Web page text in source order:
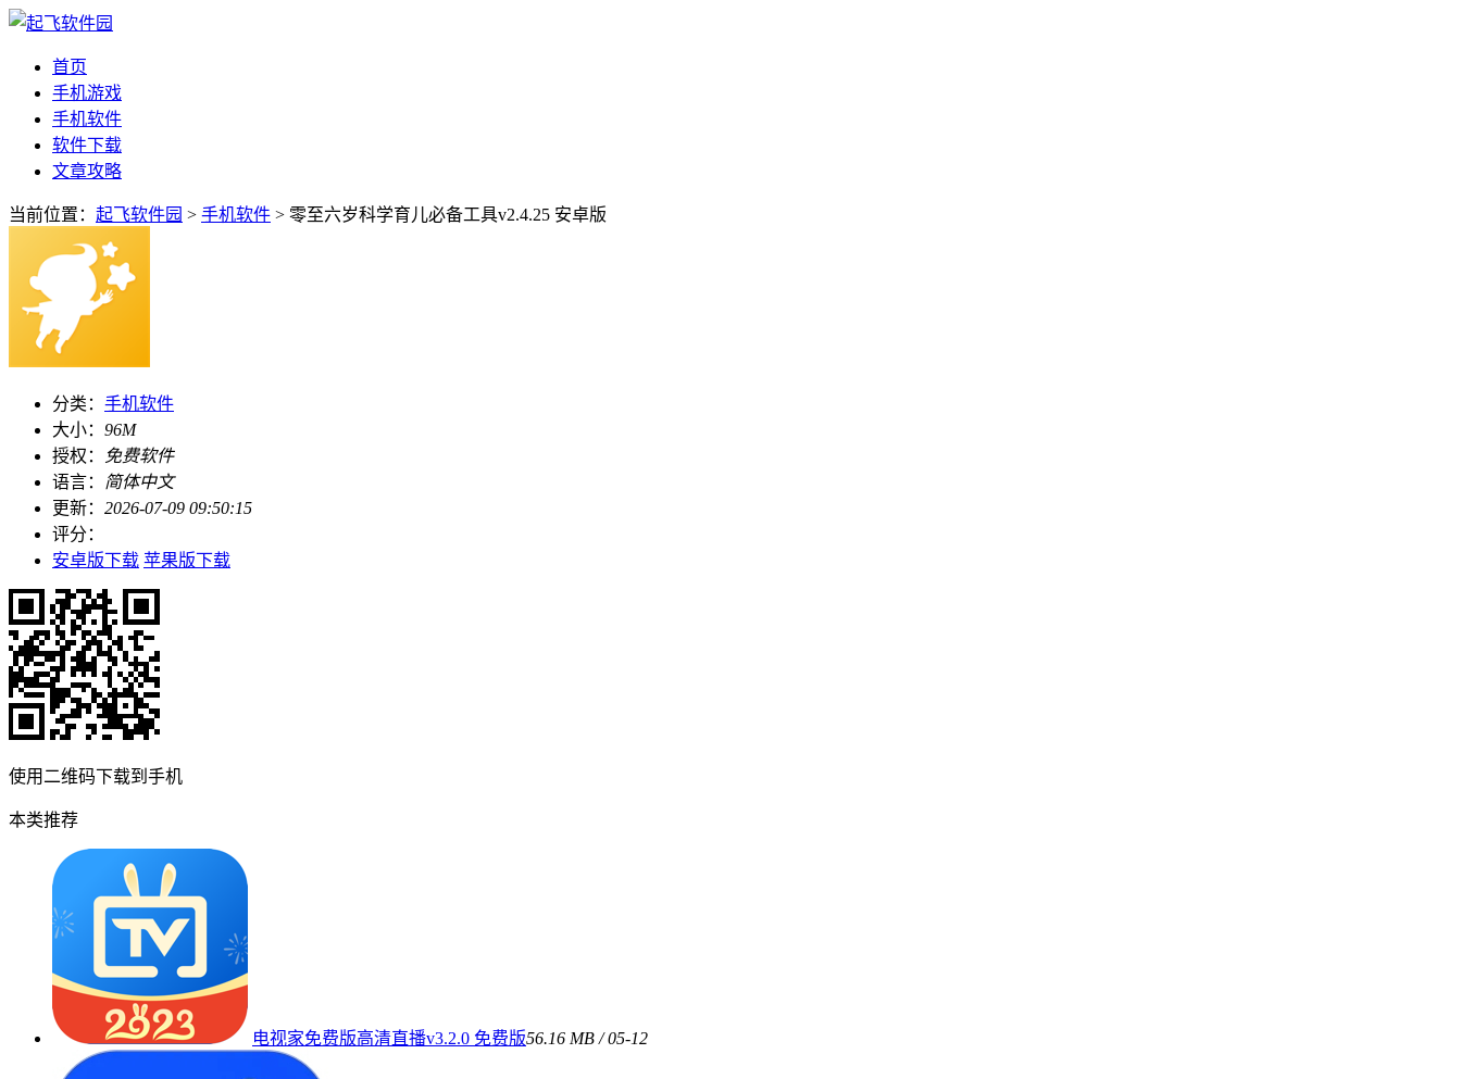
首页
手机游戏
手机软件
软件下载
文章攻略
当前位置： 起飞软件园 > 手机软件 > 零至六岁科学育儿必备工具v2.4.25 安卓版
分类： 手机软件
大小： 96M
授权：
免费软件
语言：
简体中文
更新： 2026-07-09 09:50:15
评分：
安卓版下载 苹果版下载
使用二维码下载到手机
本类推荐
电视家免费版高清直播v3.2.0 免费版56.16 MB / 05-12